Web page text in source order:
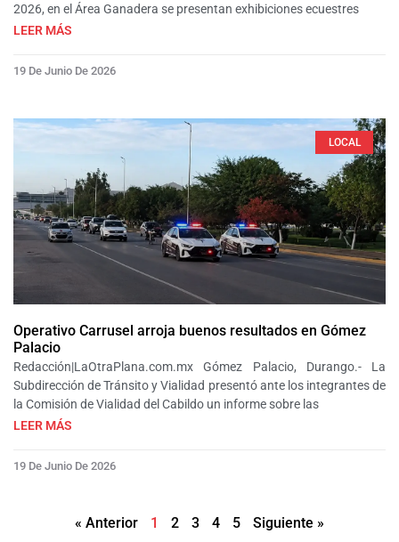
2026, en el Área Ganadera se presentan exhibiciones ecuestres
LEER MÁS
19 De Junio De 2026
LOCAL
Operativo Carrusel arroja buenos resultados en Gómez
Palacio
Redacción|LaOtraPlana.com.mx Gómez Palacio, Durango.- La
Subdirección de Tránsito y Vialidad presentó ante los integrantes de
la Comisión de Vialidad del Cabildo un informe sobre las
LEER MÁS
19 De Junio De 2026
« Anterior 1 2 3 4 5 Siguiente »